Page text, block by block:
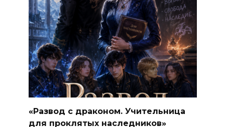
«Развод с драконом. Учительница
для проклятых наследников»